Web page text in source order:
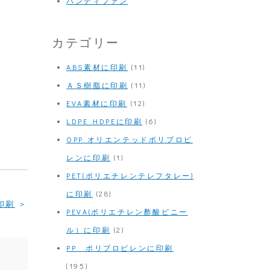
刷
カテゴリー
ABS素材に印刷 (11)
ＡＳ樹脂に印刷 (11)
EVA素材に印刷 (12)
LDPE HDPEに印刷 (6)
OPP オリエンテッドポリプロピ
レンに印刷 (1)
PET(ポリエチレンテレフタレー)
に印刷 (28)
PEVA(ポリエチレン酢酸ビニー
ル）に印刷 (2)
PP ポリプロピレンに印刷
(195)